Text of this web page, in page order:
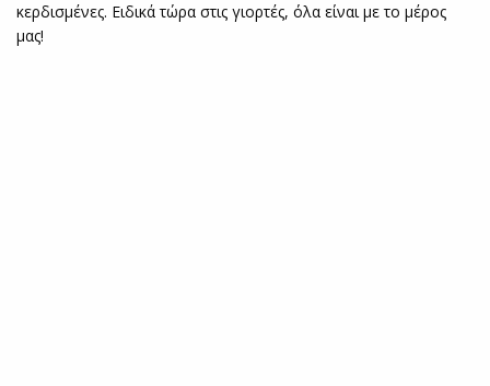
κερδισμένες. Ειδικά τώρα στις γιορτές, όλα είναι με το μέρος
μας!